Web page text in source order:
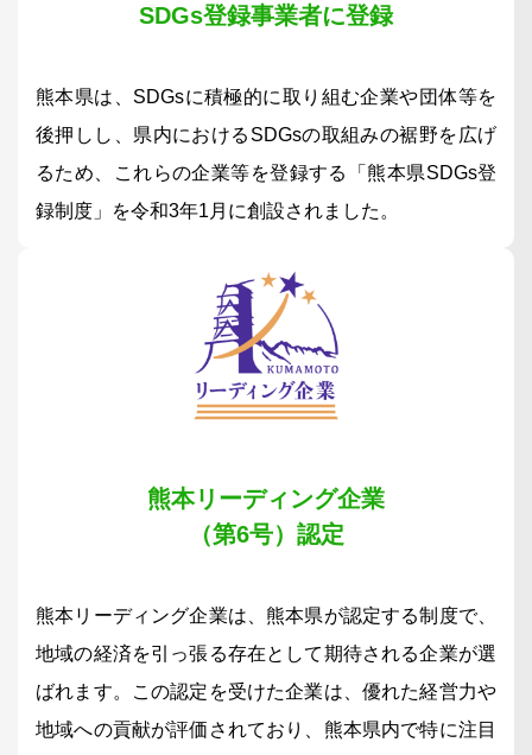
SDGs登録事業者に登録
熊本県は、SDGsに積極的に取り組む企業や団体等を
後押しし、県内におけるSDGsの取組みの裾野を広げ
るため、これらの企業等を登録する「熊本県SDGs登
録制度」を令和3年1月に創設されました。
熊本リーディング企業
（第6号）認定
熊本リーディング企業は、熊本県が認定する制度で、
地域の経済を引っ張る存在として期待される企業が選
ばれます。この認定を受けた企業は、優れた経営力や
地域への貢献が評価されており、熊本県内で特に注目